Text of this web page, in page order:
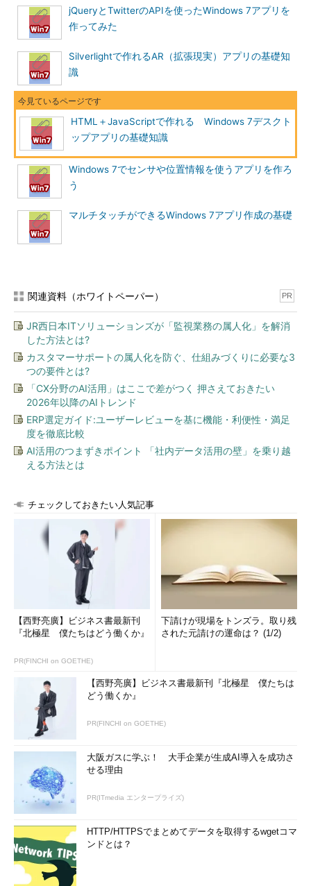
jQueryとTwitterのAPIを使ったWindows 7アプリを
作ってみた
Silverlightで作れるAR（拡張現実）アプリの基礎知
識
HTML＋JavaScriptで作れる Windows 7デスクト
ップアプリの基礎知識
Windows 7でセンサや位置情報を使うアプリを作ろ
う
マルチタッチができるWindows 7アプリ作成の基礎
関連資料（ホワイトペーパー） PR
JR西日本ITソリューションズが「監視業務の属人化」を解消
した方法とは?
カスタマーサポートの属人化を防ぐ、仕組みづくりに必要な3
つの要件とは?
「CX分野のAI活用」はここで差がつく 押さえておきたい
2026年以降のAIトレンド
ERP選定ガイド:ユーザーレビューを基に機能・利便性・満足
度を徹底比較
AI活用のつまずきポイント 「社内データ活用の壁」を乗り越
える方法とは
チェックしておきたい人気記事
【西野亮廣】ビジネス書最新刊
『北極星 僕たちはどう働くか』
PR(FINCHI on GOETHE)
下請けが現場をトンズラ。取り残
された元請けの運命は？ (1/2)
【西野亮廣】ビジネス書最新刊『北極星 僕たちは
どう働くか』
PR(FINCHI on GOETHE)
大阪ガスに学ぶ！ 大手企業が生成AI導入を成功さ
せる理由
PR(ITmedia エンタープライズ)
HTTP/HTTPSでまとめてデータを取得するwgetコマ
ンドとは？